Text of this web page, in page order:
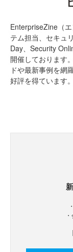
EnterpriseZine（
テム担当、セキュ
Day、Security
開催しております
ドや最新事例を網
好評を得ています。